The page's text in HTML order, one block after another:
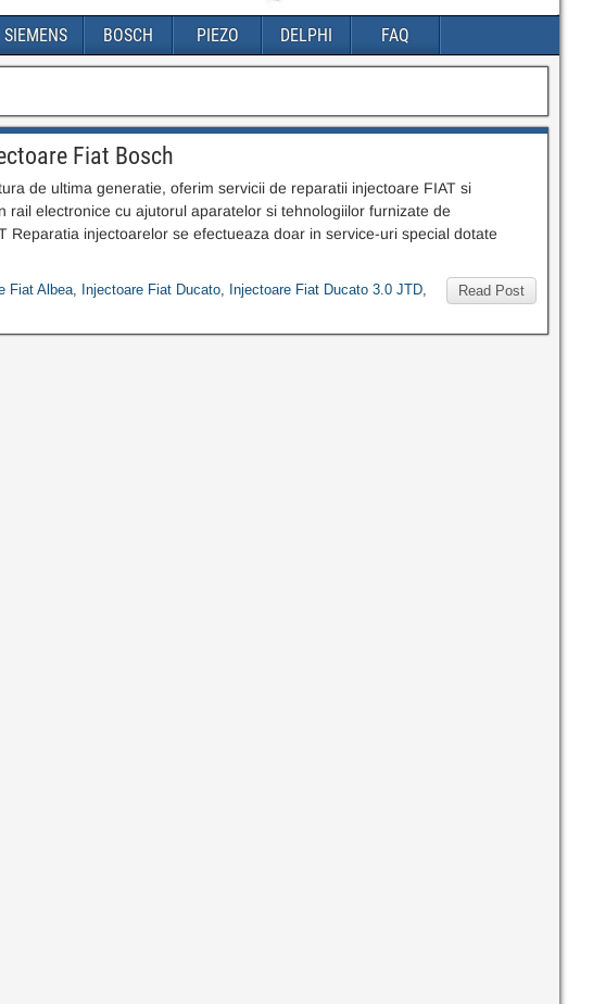
SIEMENS BOSCH PIEZO DELPHI FAQ
Fiat Bosch
de ultima generatie, oferim servicii de reparatii injectoare FIAT si
electronice cu ajutorul aparatelor si tehnologiilor furnizate de
injectoarelor se efectueaza doar in service-uri special dotate
Read Post
Fiat Albea, Injectoare Fiat Ducato, Injectoare Fiat Ducato 3.0 JTD,